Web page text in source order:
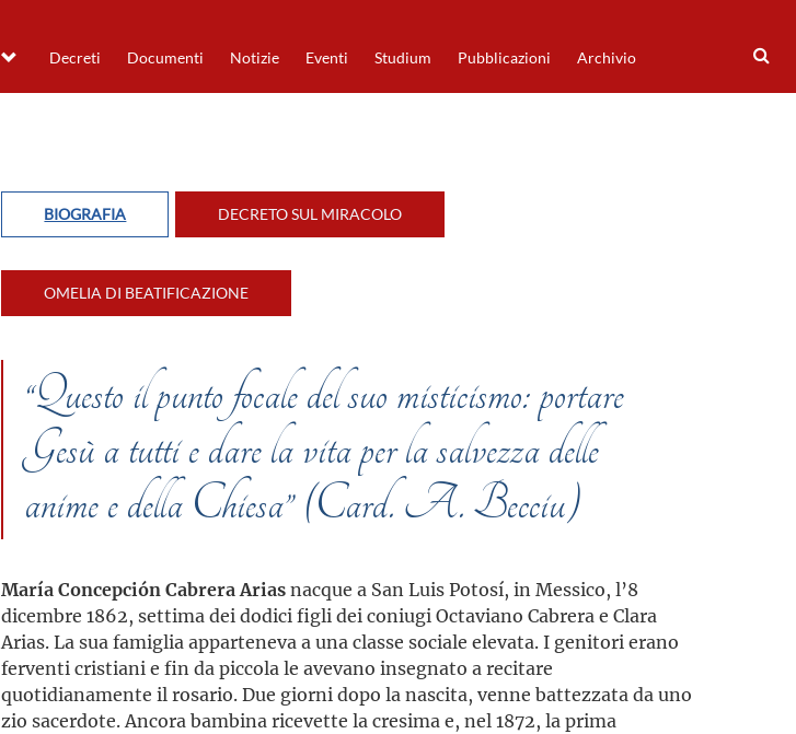
Decreti Documenti Notizie Eventi Studium Pubblicazioni Archivio
BIOGRAFIA DECRETO SUL MIRACOLO
OMELIA DI BEATIFICAZIONE
“Questo il punto focale del suo misticismo: portare
Gesù a tutti e dare la vita per la salvezza delle
anime e della Chiesa” (Card. A. Becciu)
María Concepción Cabrera Ariasnacque a San Luis Potosí, in Messico, l’8
dicembre 1862, settima dei dodici figli dei coniugi Octaviano Cabrera e Clara
Arias. La sua famiglia apparteneva a una classe sociale elevata. I genitori erano
ferventi cristiani e fin da piccola le avevano insegnato a recitare
quotidianamente il rosario. Due giorni dopo la nascita, venne battezzata da uno
zio sacerdote. Ancora bambina ricevette la cresima e, nel 1872, la prima